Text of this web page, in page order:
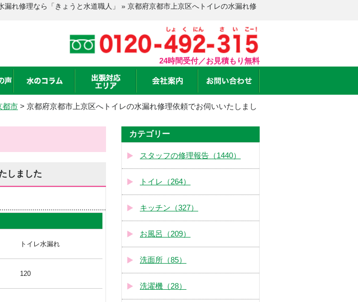
れ修理なら「きょうと水道職人」 » 京都府京都市上京区へトイレの水漏れ修
24時間受付／お見積もり無料
都市 > 京都府京都市上京区へトイレの水漏れ修理依頼でお伺いいたしまし
しました
トイレ水漏れ
120
カテゴリー
スタッフの修理報告（1440）
トイレ（264）
キッチン（327）
お風呂（209）
洗面所（85）
洗濯機（28）